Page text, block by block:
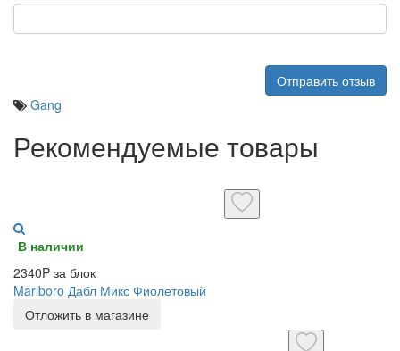
Отправить отзыв
Gang
Рекомендуемые товары
В наличии
2340P за блок
Marlboro Дабл Микс Фиолетовый
Отложить в магазине